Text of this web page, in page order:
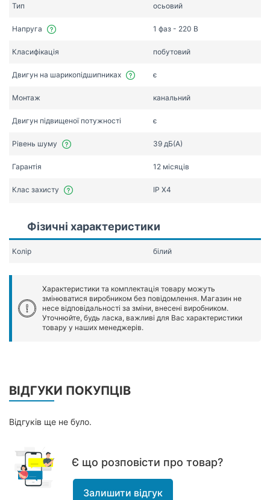
Тип осьовий
Напруга 1 фаз - 220 В
Класифікація побутовий
Двигун на шарикопідшипниках є
Монтаж канальний
Двигун підвищеної потужності є
Рівень шуму 39 дБ(А)
Гарантія 12 місяців
Клас захисту IP X4
Фізичні характеристики
Колір білий
Характеристики та комплектація товару можуть
змінюватися виробником без повідомлення. Магазин не
несе відповідальності за зміни, внесені виробником.
Уточнюйте, будь ласка, важливі для Вас характеристики
товару у наших менеджерів.
ВІДГУКИ ПОКУПЦІВ
Відгуків ще не було.
Є що розповісти про товар?
Залишити відгук